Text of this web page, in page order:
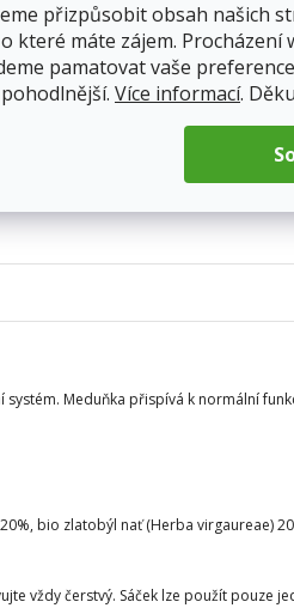
přizpůsobit obsah našich
které máte zájem. Procházení
pamatovat vaše
Více informací.
Meduňka přispívá k normální
bio zlatobýl nať (Herba virgaureae)
vždy čerstvý. Sáček lze použít pouze